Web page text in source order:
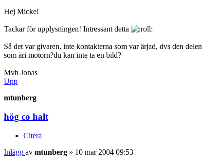
Hej Micke!
Tackar för upplysningen! Intressant detta
Så det var givaren, inte kontakterna som var ärjad, dvs den delen
som äri motorn?du kan inte ta en bild?
Mvh Jonas
Upp
mtunberg
hög co halt
Citera
Inlägg av mtunberg » 10 mar 2004 09:53